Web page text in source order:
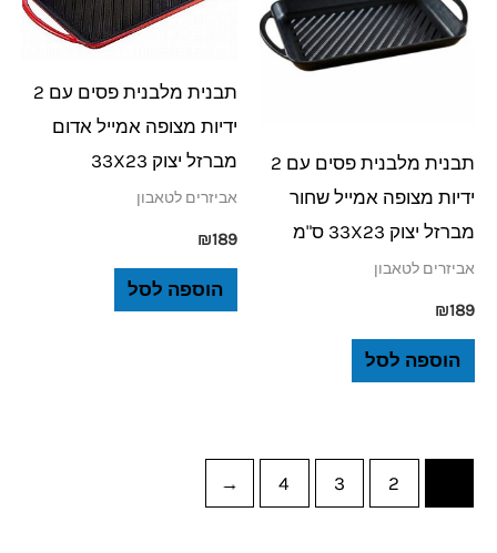
תבנית מלבנית פסים עם 2
ידיות מצופה אמייל שחור
מברזל יצוק 33X23 ס"מ
אביזרים לטאבון
₪189
הוספה לסל
תבנית מלבנית פסים עם 2
ידיות מצופה אמייל אדום
מברזל יצוק 33X23
אביזרים לטאבון
₪189
הוספה לסל
2
3
4
←